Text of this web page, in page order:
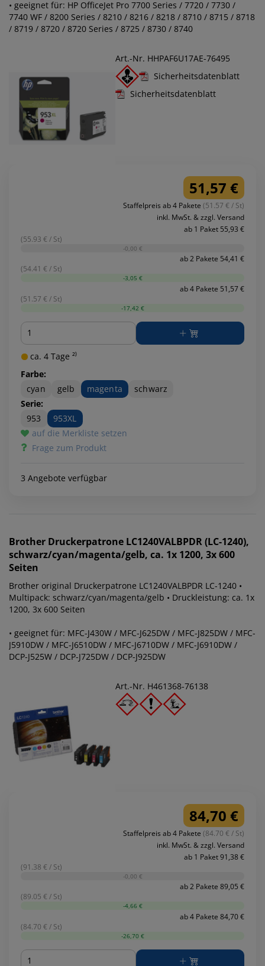
• geeignet für: HP OfficeJet Pro 7700 Series / 7720 / 7730 /
7740 WF / 8200 Series / 8210 / 8216 / 8218 / 8710 / 8715 / 8718
/ 8719 / 8720 / 8720 Series / 8725 / 8730 / 8740
Art.-Nr. HHPAF6U17AE-76495
Sicherheitsdatenblatt
Sicherheitsdatenblatt
51,57 €
Staffelpreis ab 4 Pakete (51.57 € / St)
inkl. MwSt. & zzgl. Versand
ab 1 Paket 55,93 €
(55.93 € / St)
-0,00 €
ab 2 Pakete 54,41 €
(54.41 € / St)
-3,05 €
ab 4 Pakete 51,57 €
(51.57 € / St)
-17,42 €
Menge
ca. 4 Tage ²⁾
Farbe:
cyan
gelb magenta
schwarz
Serie:
953
953XL
auf die Merkliste setzen
Frage zum Produkt
3 Angebote verfügbar
Brother Druckerpatrone LC1240VALBPDR (LC-1240),
schwarz/cyan/magenta/gelb, ca. 1x 1200, 3x 600
Seiten
Brother original Druckerpatrone LC1240VALBPDR LC-1240 •
Multipack: schwarz/cyan/magenta/gelb • Druckleistung: ca. 1x
1200, 3x 600 Seiten
• geeignet für: MFC-J430W / MFC-J625DW / MFC-J825DW / MFC-
J5910DW / MFC-J6510DW / MFC-J6710DW / MFC-J6910DW /
DCP-J525W / DCP-J725DW / DCP-J925DW
Art.-Nr. H461368-76138
84,70 €
Staffelpreis ab 4 Pakete (84.70 € / St)
inkl. MwSt. & zzgl. Versand
ab 1 Paket 91,38 €
(91.38 € / St)
-0,00 €
ab 2 Pakete 89,05 €
(89.05 € / St)
-4,66 €
ab 4 Pakete 84,70 €
(84.70 € / St)
-26,70 €
Menge